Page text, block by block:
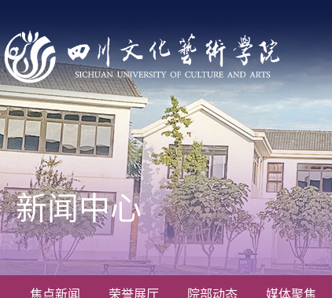
焦点新闻 荣誉展厅 院部动态 媒体聚焦
新闻中心